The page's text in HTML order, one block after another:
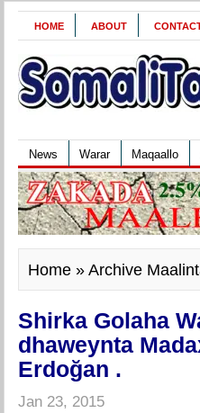
HOME ABOUT
News Warar Maqaallo
Home » Archive
Shirka Golaha
dhaweynta
Erdoğan .
Jan 23, 2015